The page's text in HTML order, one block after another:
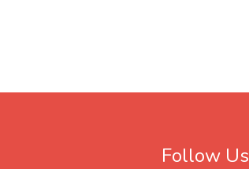
Follow Us